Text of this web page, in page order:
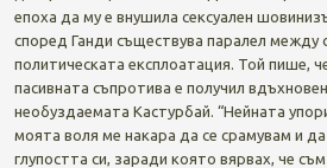
епоха да му е внушила сексуален
според Ганди съществува паралел между
политическата експлоатация. Той пише,
пасивната съпротива е получил
необуздаемата Кастурбай. “Нейната
моята воля ме накара да се срамувам и
глупостта си, заради която вярвах, че